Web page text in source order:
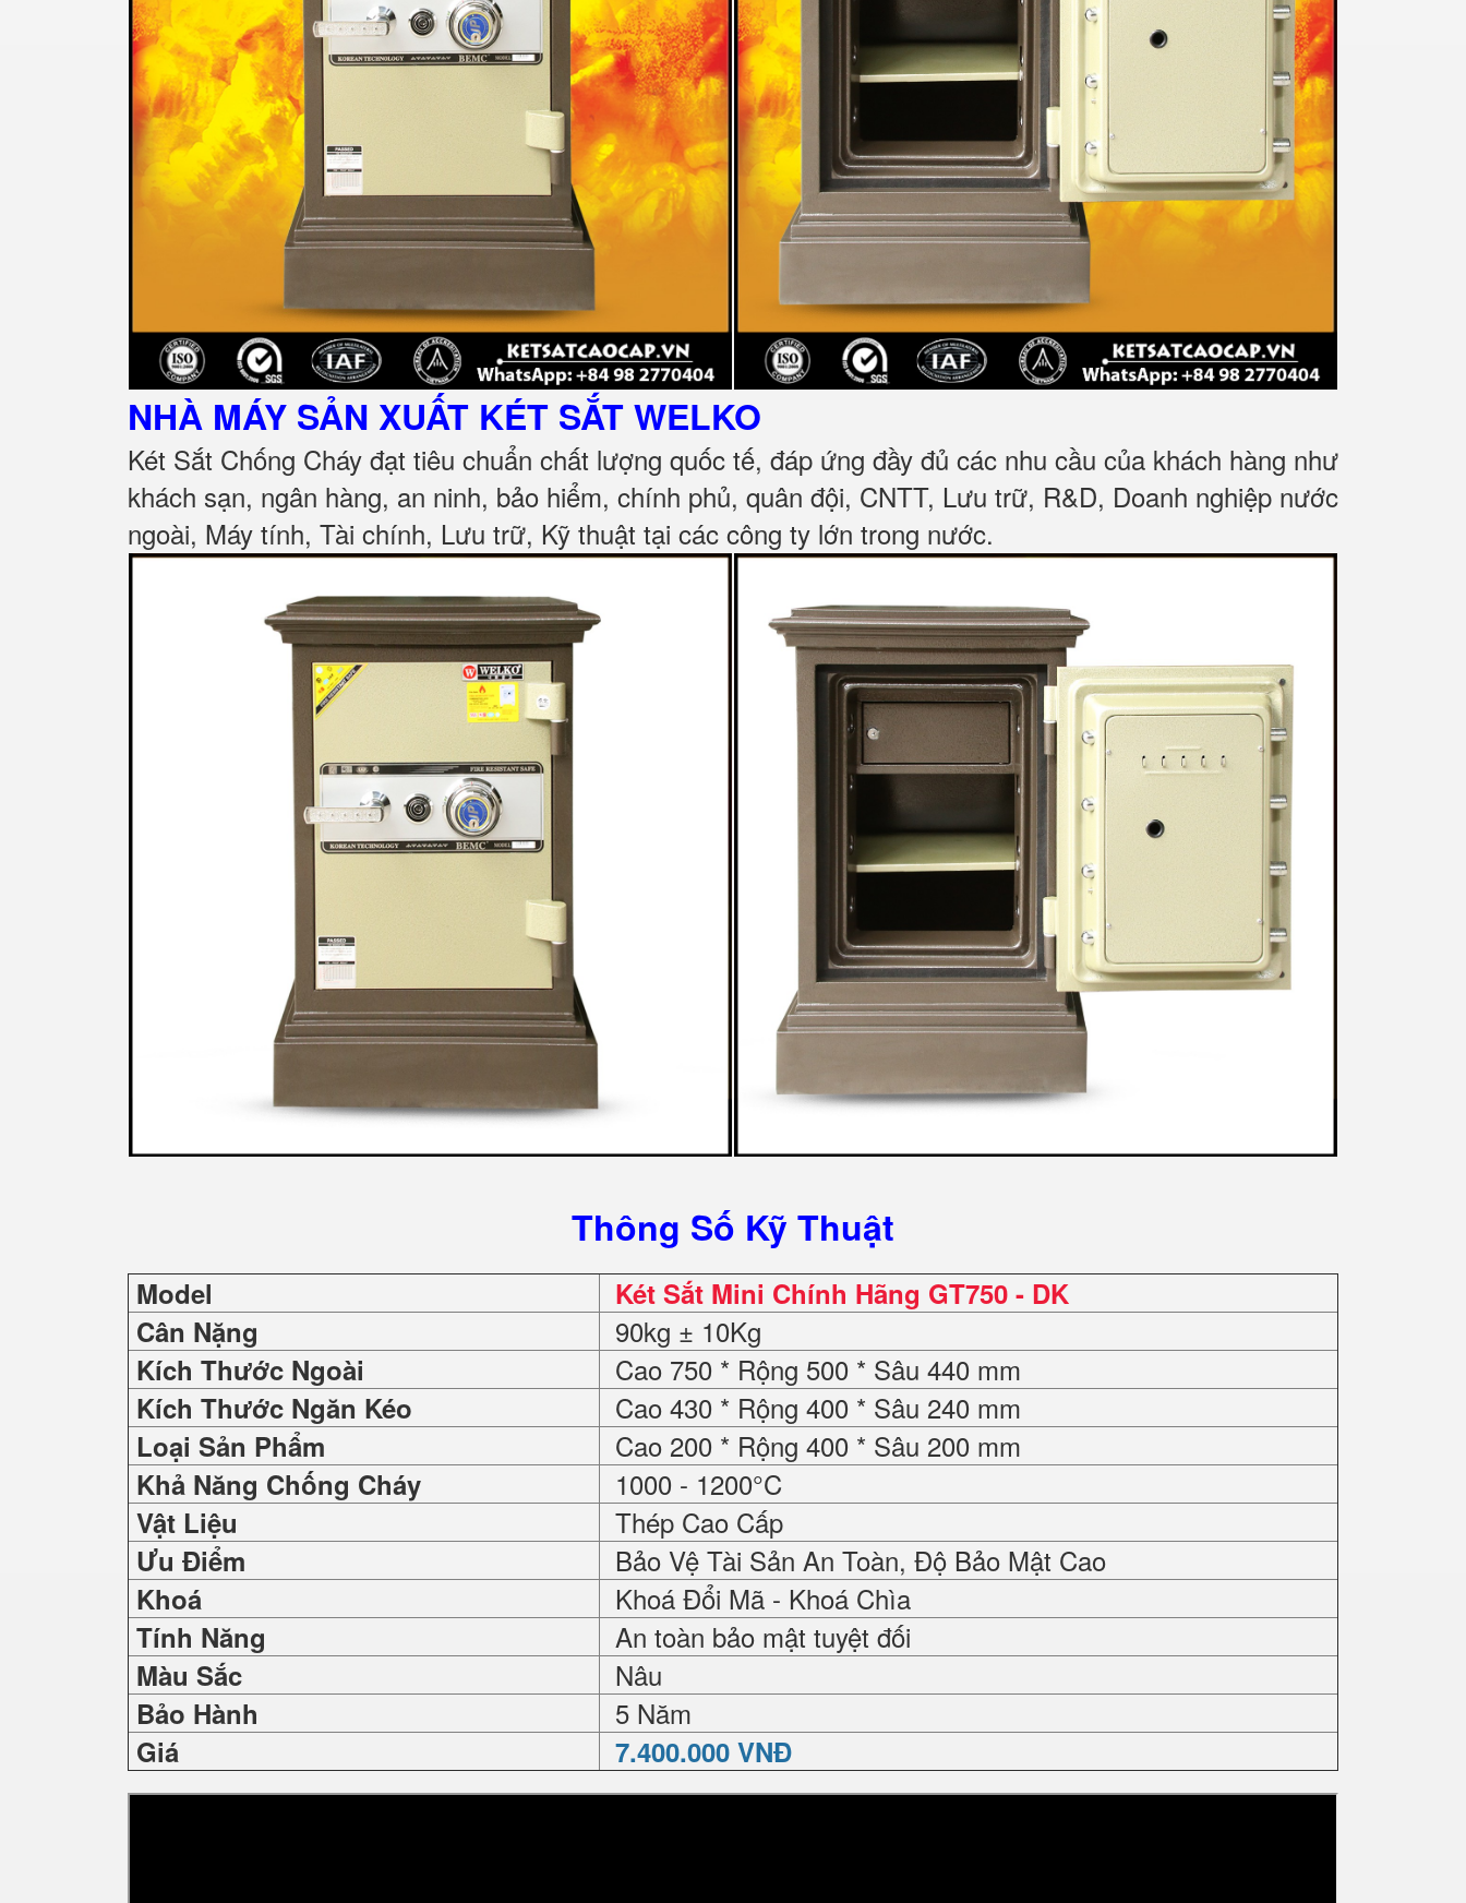
NHÀ MÁY SẢN XUẤT KÉT SẮTWELKO
Két Sắt Chống Cháy đạt tiêu chuẩn chất lượng quốc tế, đáp ứng đầy đủ các nhu cầu của khách hàng như
khách sạn, ngân hàng, an ninh, bảo hiểm, chính phủ, quân đội, CNTT, Lưu trữ, R&D, Doanh nghiệp nước
ngoài, Máy tính, Tài chính, Lưu trữ, Kỹ thuật tại các công ty lớn trong nước.
Thông Số Kỹ Thuật
Model
Két Sắt Mini Chính Hãng GT750 - DK
Cân Nặng
90kg ± 10Kg
Kích Thước Ngoài Cao 750 * Rộng 500 * Sâu 440 mm
Kích Thước Ngăn Kéo Cao 430 * Rộng 400 * Sâu 240 mm
Loại Sản Phẩm Cao 200 * Rộng 400 * Sâu 200 mm
Khả Năng Chống Cháy 1000 - 1200°C
Vật Liệu Thép Cao Cấp
Ưu Điểm Bảo Vệ Tài Sản An Toàn, Độ Bảo Mật Cao
Khoá Khoá Đổi Mã - Khoá Chìa
Tính Năng An toàn bảo mật tuyệt đối
Màu Sắc Nâu
Bảo Hành 5 Năm
Giá 7.400.000 VNĐ